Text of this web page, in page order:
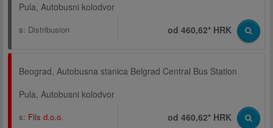
Pula, Autobusni kolodvor
s: Distribusion od 460,62* HRK
Beograd, Autobusna stanica Belgrad Central Bus Station
Pula, Autobusni kolodvor
s: Fils d.o.o. od 460,62* HRK